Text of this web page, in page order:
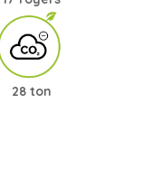
28 ton